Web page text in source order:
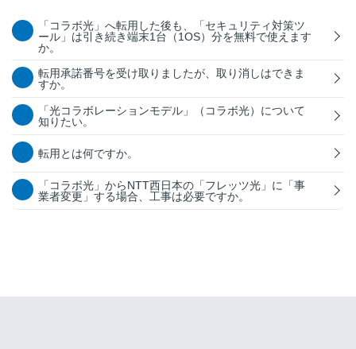
「コラボ光」へ転用した後も、「セキュリティ対策ツ
ール」は引き続き端末1台（1OS）分を無料で使えます
か。
転用承諾番号を受け取りましたが、取り消しはできま
すか。
「光コラボレーションモデル」（コラボ光）について
知りたい。
転用とは何ですか。
「コラボ光」からNTT西日本の「フレッツ光」に「事
業者変更」する場合、工事は必要ですか。